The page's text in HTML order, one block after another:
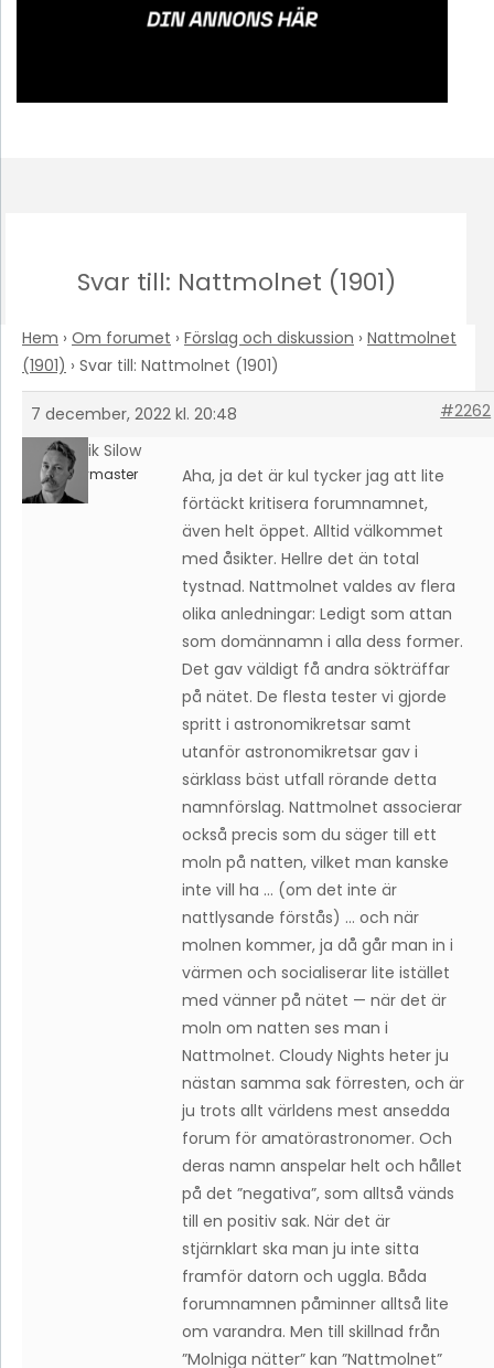
Svar till: Nattmolnet (1901)
Hem › Om forumet › Förslag och diskussion › Nattmolnet
(1901) › Svar till: Nattmolnet (1901)
7 december, 2022 kl. 20:48
#2262
Fredrik Silow
Keymaster
Aha, ja det är kul tycker jag att lite
förtäckt kritisera forumnamnet,
även helt öppet. Alltid välkommet
med åsikter. Hellre det än total
tystnad. Nattmolnet valdes av flera
olika anledningar: Ledigt som attan
som domännamn i alla dess former.
Det gav väldigt få andra sökträffar
på nätet. De flesta tester vi gjorde
spritt i astronomikretsar samt
utanför astronomikretsar gav i
särklass bäst utfall rörande detta
namnförslag. Nattmolnet associerar
också precis som du säger till ett
moln på natten, vilket man kanske
inte vill ha … (om det inte är
nattlysande förstås) … och när
molnen kommer, ja då går man in i
värmen och socialiserar lite istället
med vänner på nätet — när det är
moln om natten ses man i
Nattmolnet. Cloudy Nights heter ju
nästan samma sak förresten, och är
ju trots allt världens mest ansedda
forum för amatörastronomer. Och
deras namn anspelar helt och hållet
på det ”negativa”, som alltså vänds
till en positiv sak. När det är
stjärnklart ska man ju inte sitta
framför datorn och uggla. Båda
forumnamnen påminner alltså lite
om varandra. Men till skillnad från
”Molniga nätter” kan ”Nattmolnet”